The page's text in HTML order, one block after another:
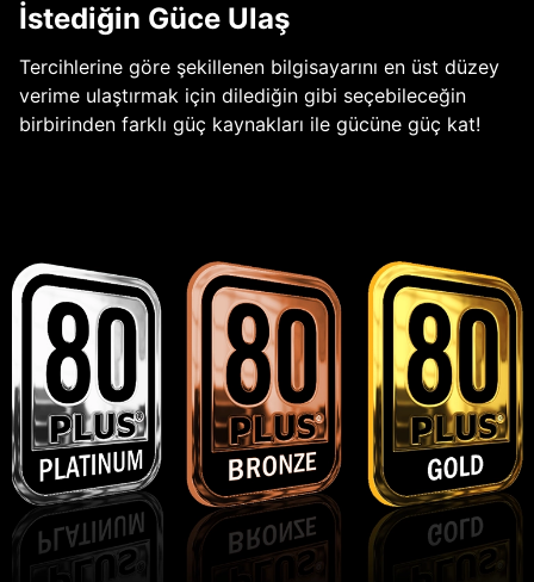
İstediğin Güce Ulaş
Tercihlerine göre şekillenen bilgisayarını en üst düzey
verime ulaştırmak için dilediğin gibi seçebileceğin
birbirinden farklı güç kaynakları ile gücüne güç kat!